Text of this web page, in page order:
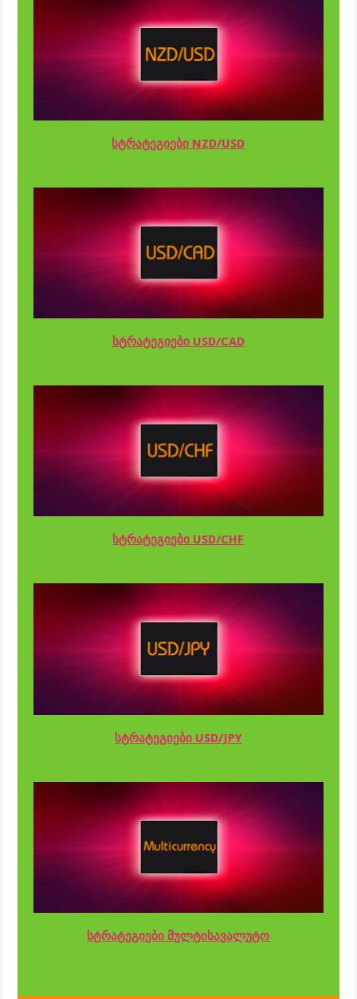
სტრატეგიები NZD/USD
სტრატეგიები USD/CAD
სტრატეგიები USD/CHF
სტრატეგიები USD/JPY
სტრატეგიები მულტისავალუტო